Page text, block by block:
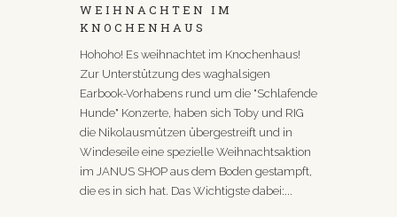
WEIHNACHTEN IM
KNOCHENHAUS
Hohoho! Es weihnachtet im Knochenhaus!
Zur Unterstützung des waghalsigen
Earbook-Vorhabens rund um die "Schlafende
Hunde" Konzerte, haben sich Toby und RIG
die Nikolausmützen übergestreift und in
Windeseile eine spezielle Weihnachtsaktion
im JANUS SHOP aus dem Boden gestampft,
die es in sich hat. Das Wichtigste dabei:...